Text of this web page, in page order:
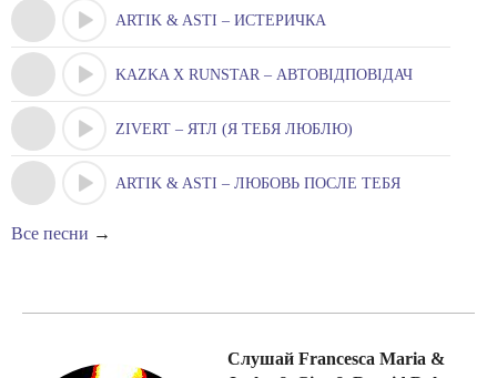
ARTIK & ASTI – ИСТЕРИЧКА
KAZKA X RUNSTAR – АВТОВІДПОВІДАЧ
ZIVERT – ЯТЛ (Я ТЕБЯ ЛЮБЛЮ)
ARTIK & ASTI – ЛЮБОВЬ ПОСЛЕ ТЕБЯ
Все песни →
Слушай Francesca Maria &